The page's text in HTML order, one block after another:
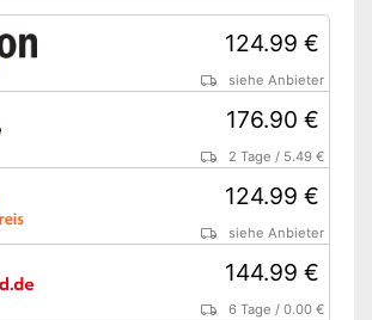
124.99 €
siehe Anbieter
176.90 €
2 Tage / 5.49 €
124.99 €
siehe Anbieter
144.99 €
6 Tage /0.00 €